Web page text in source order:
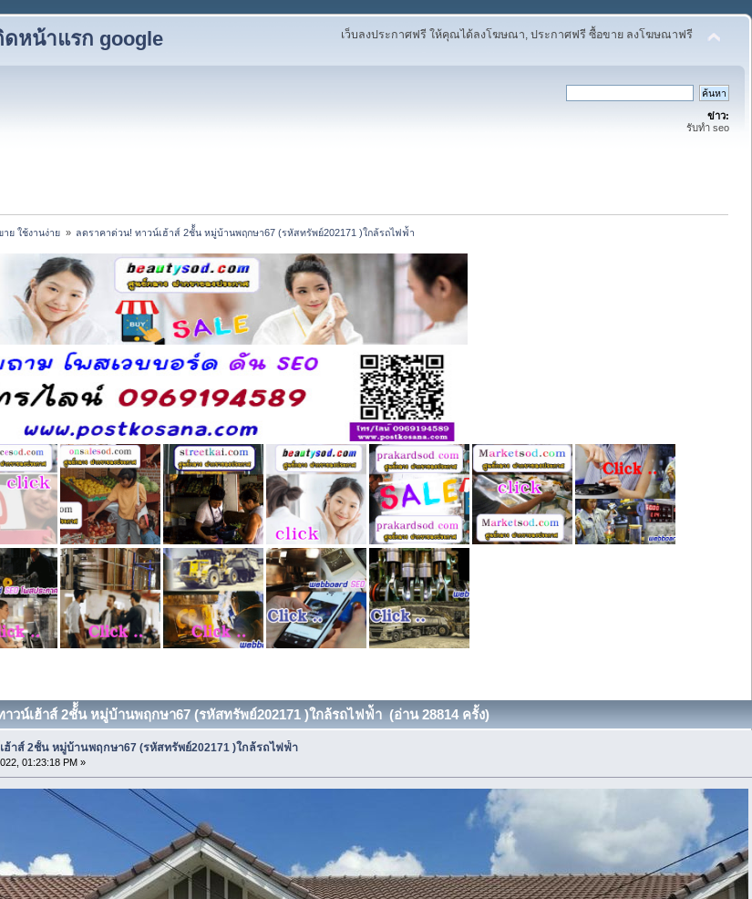
ดหน้าแรก google เว็บลงประกาศฟรี ให้คุณได้ลงโฆษณา, ประกาศฟรี ซื้อขาย ลงโฆษณาฟรี
ข่าว:
รับทำ seo
ย ใช้งานง่าย » ลดราคาด่วน! ทาวน์เฮ้าส์ 2ชั้้น หมู่บ้านพฤกษา67 (รหัสทรัพย์202171 )ใกล้รถไฟฟ่้า
วน์เฮ้าส์ 2ชั้้น หมู่บ้านพฤกษา67 (รหัสทรัพย์202171 )ใกล้รถไฟฟ่้า (อ่าน 28814 ครั้ง)
ฮ้าส์ 2ชั้้น หมู่บ้านพฤกษา67 (รหัสทรัพย์202171 )ใกล้รถไฟฟ่้า
01:23:18 PM »